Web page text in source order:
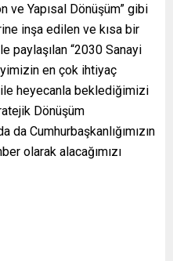
ve Yapısal Dönüşüm” gibi
inşa edilen ve kısa bir
paylaşılan “2030 Sanayi
en çok ihtiyaç
heyecanla beklediğimizi
Dönüşüm
da Cumhurbaşkanlığımızın
olarak alacağımızı